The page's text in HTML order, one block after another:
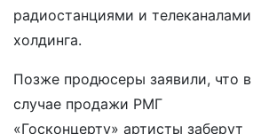
радиостанциями и телеканалами
холдинга.
Позже продюсеры заявили, что в
случае продажи РМГ
«Госконцерту» артисты заберут